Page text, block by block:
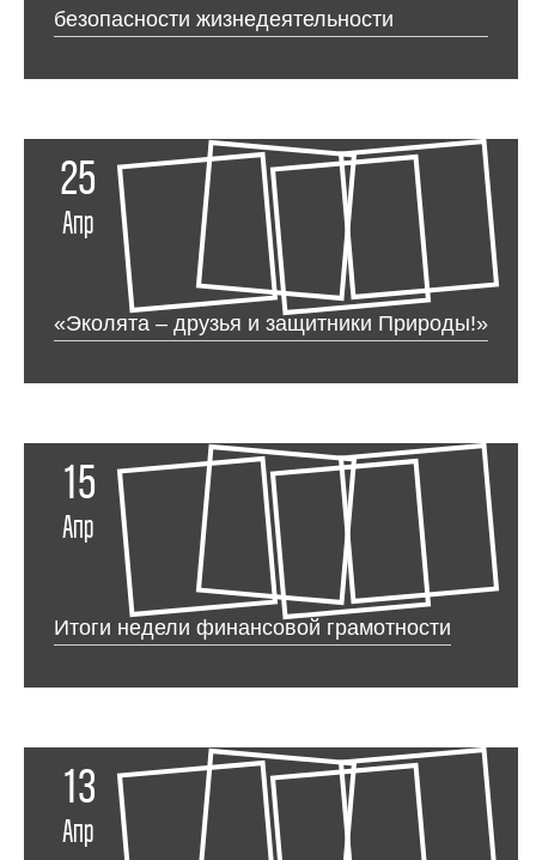
безопасности жизнедеятельности
25
Апр
«Эколята – друзья и защитники Природы!»
15
Апр
Итоги недели финансовой грамотности
13
Апр